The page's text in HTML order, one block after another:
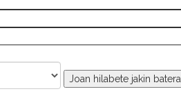
Joan hilabete jakin batera